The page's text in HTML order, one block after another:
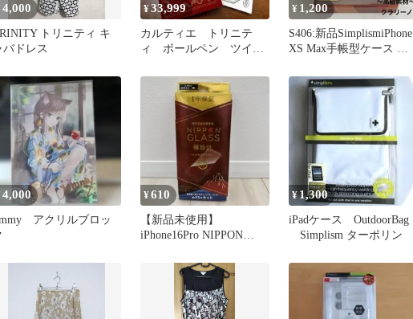
4,000
トリニティ キ
バドレス
¥33,999
カルティエ トリニテ
ィ ボールペン ツイス
柄 筆記確認済み
¥ 1,200
S406:新品SimplismiPhone
XS Max手帳型ケース ク
4,000
アクリルブロッ
¥610
【新品未使用】
iPhone16Pro NIPPON
¥1,300
iPadケース OutdoorBag
Simplism ターポリン